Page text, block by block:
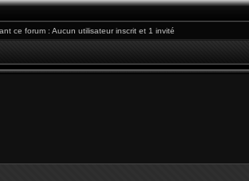
ce forum : Aucun utilisateur inscrit et 1 invité